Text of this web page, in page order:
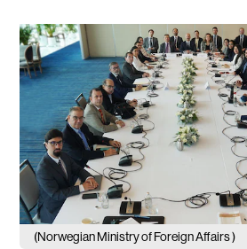
(Norwegian Ministry of Foreign Affairs )